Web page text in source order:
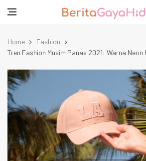
Home
Fashion
Tren Fashion Musim Panas 2021: Warna